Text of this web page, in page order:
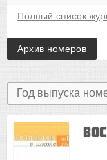
Полный список
Архив номеров